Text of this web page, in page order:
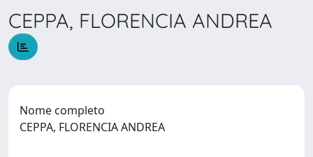
CEPPA, FLORENCIA ANDREA
Nome completo
CEPPA, FLORENCIA ANDREA